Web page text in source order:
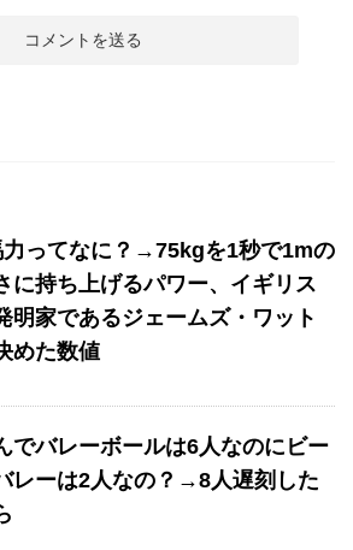
力ってなに？→75kgを1秒で1mの
に持ち上げるパワー、イギリス
明家であるジェームズ・ワット
めた数値
でバレーボールは6人なのにビー
レーは2人なの？→8人遅刻した